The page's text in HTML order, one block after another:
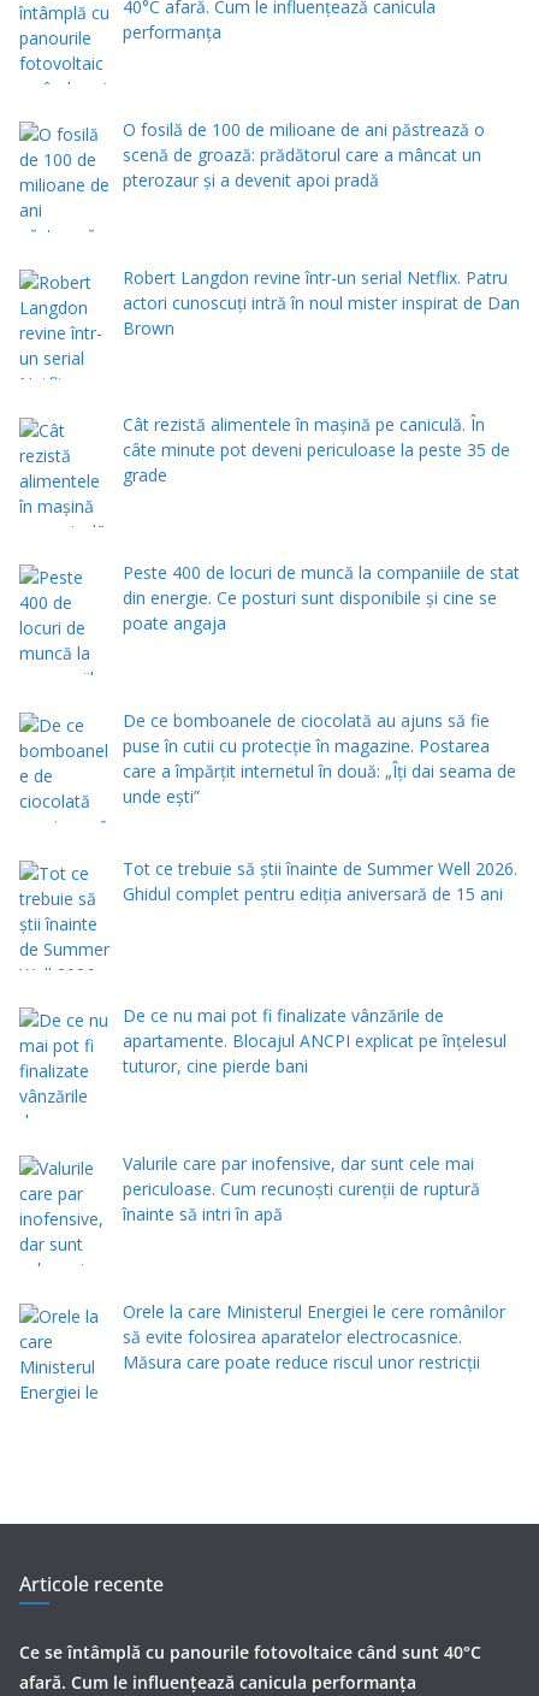
40°C afară. Cum le influențează canicula
performanța
O fosilă de 100 de milioane de ani păstrează o
scenă de groază: prădătorul care a mâncat un
pterozaur și a devenit apoi pradă
Robert Langdon revine într-un serial Netflix. Patru
actori cunoscuți intră în noul mister inspirat de Dan
Brown
Cât rezistă alimentele în mașină pe caniculă. În
câte minute pot deveni periculoase la peste 35 de
grade
Peste 400 de locuri de muncă la companiile de stat
din energie. Ce posturi sunt disponibile și cine se
poate angaja
De ce bomboanele de ciocolată au ajuns să fie
puse în cutii cu protecţie în magazine. Postarea
care a împărţit internetul în două: „Îţi dai seama de
unde eşti”
Tot ce trebuie să știi înainte de Summer Well 2026.
Ghidul complet pentru ediția aniversară de 15 ani
De ce nu mai pot fi finalizate vânzările de
apartamente. Blocajul ANCPI explicat pe înțelesul
tuturor, cine pierde bani
Valurile care par inofensive, dar sunt cele mai
periculoase. Cum recunoști curenții de ruptură
înainte să intri în apă
Orele la care Ministerul Energiei le cere românilor
să evite folosirea aparatelor electrocasnice.
Măsura care poate reduce riscul unor restricții
Articole recente
Ce se întâmplă cu panourile fotovoltaice când sunt 40°C
afară. Cum le influențează canicula performanța